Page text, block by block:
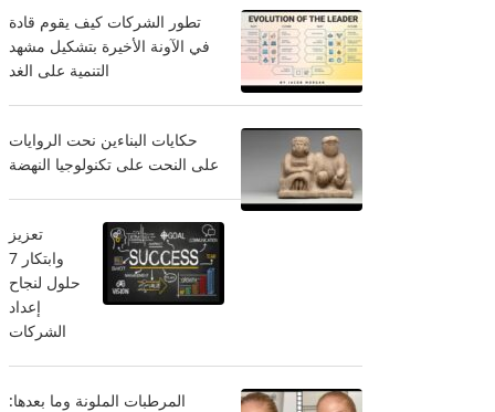
تطور الشركات كيف يقوم قادة
في الآونة الأخيرة بتشكيل مشهد
التنمية على الغد
حكايات البناءين نحت الروايات
على النحت على تكنولوجيا النهضة
تعزيز
وابتكار 7
حلول لنجاح
إعداد
الشركات
المرطبات الملونة وما بعدها: